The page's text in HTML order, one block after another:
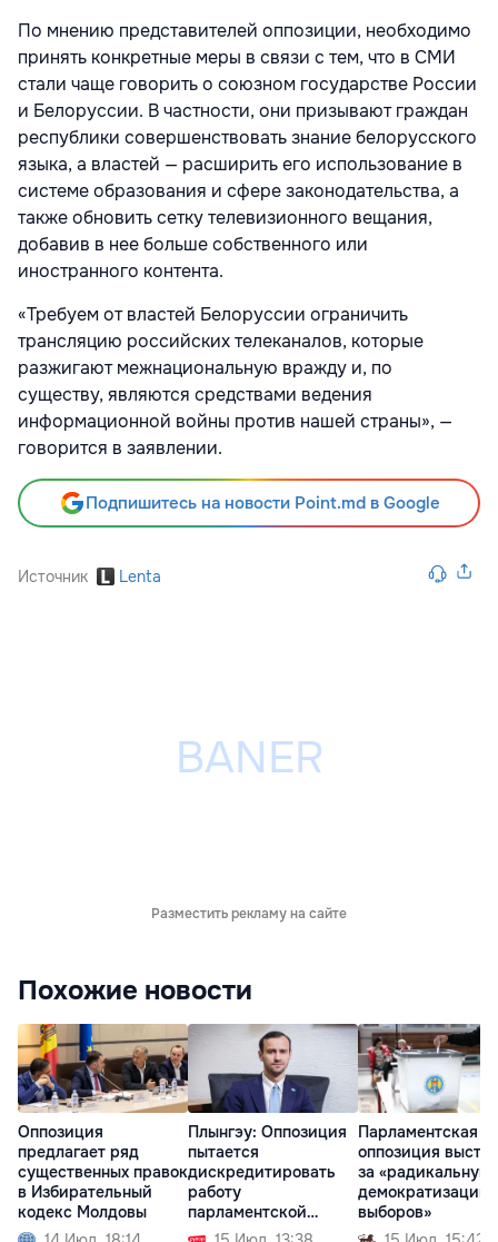
По мнению представителей оппозиции, необходимо
принять конкретные меры в связи с тем, что в СМИ
стали чаще говорить о союзном государстве России
и Белоруссии. В частности, они призывают граждан
республики совершенствовать знание белорусского
языка, а властей — расширить его использование в
системе образования и сфере законодательства, а
также обновить сетку телевизионного вещания,
добавив в нее больше собственного или
иностранного контента.
«Требуем от властей Белоруссии ограничить
трансляцию российских телеканалов, которые
разжигают межнациональную вражду и, по
существу, являются средствами ведения
информационной войны против нашей страны», —
говорится в заявлении.
Подпишитесь на новости Point.md в Google
Источник Lenta
Разместить рекламу на сайте
Похожие новости
Оппозиция
предлагает ряд
существенных правок
в Избирательный
кодекс Молдовы
Плынгэу: Оппозиция
пытается
дискредитировать
работу
парламентской
комиссии
Парламентская
оппозиция
за «радикальную
демократизацию
выборов»